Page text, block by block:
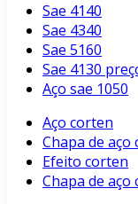
Sae 4140
Sae 4340
Sae 5160
Sae 4130
Aço sae 1050
Aço corten
Chapa de
Efeito corten
Chapa de aço